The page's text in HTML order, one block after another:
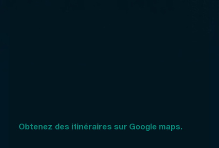
Obtenez des itinéraires sur Google maps.